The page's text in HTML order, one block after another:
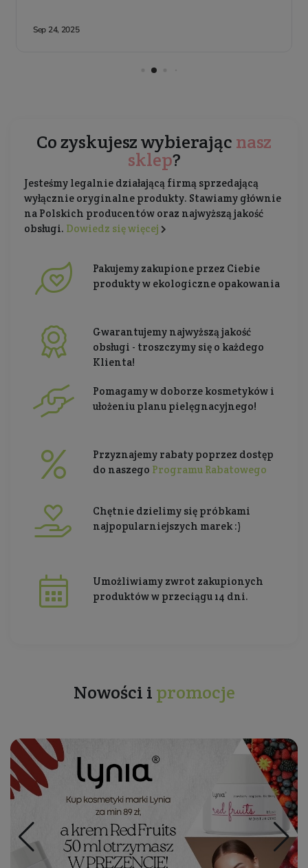
Co zyskujesz wybierając nasz
sklep?
Jesteśmy legalnie działającą firmą sprzedającą
wyłącznie oryginalne produkty. Stawiamy głównie
na Polskich producentów oraz najwyższą jakość
obsługi. Dowiedz się więcej
Pakujemy zakupione przez Ciebie
produkty w ekologiczne opakowania
Gwarantujemy najwyższą jakość
obsługi - troszczymy się o każdego
Klienta!
Pomagamy w doborze kosmetyków i
ułożeniu planu pielęgnacyjnego!
Przyznajemy rabaty poprzez dostęp
do naszego Programu Rabatowego
Chętnie dzielimy się próbkami
najpopularniejszych marek :)
Umożliwiamy zwrot zakupionych
produktów w przeciągu 14 dni.
Nowości i promocje